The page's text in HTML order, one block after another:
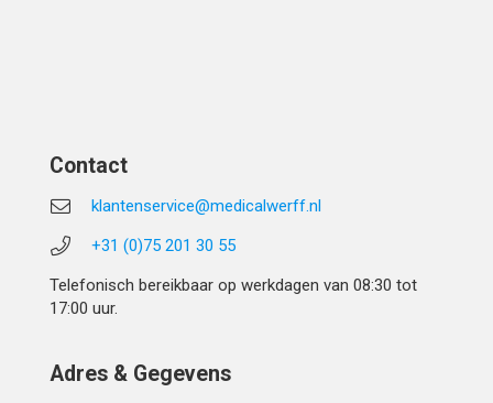
Contact
klantenservice@medicalwerff.nl
+31 (0)75 201 30 55
Telefonisch bereikbaar op werkdagen van 08:30 tot
17:00 uur.
Adres & Gegevens